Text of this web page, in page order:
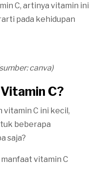
C, artinya vitamin ini
pada kehidupan
canva)
C?
vitamin C ini kecil,
beberapa
saja?
vitamin C